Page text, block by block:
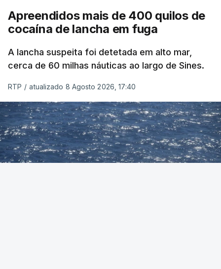
Apreendidos mais de 400 quilos de
cocaína de lancha em fuga
A lancha suspeita foi detetada em alto mar,
cerca de 60 milhas náuticas ao largo de Sines.
RTP / atualizado 8 Agosto 2026, 17:40